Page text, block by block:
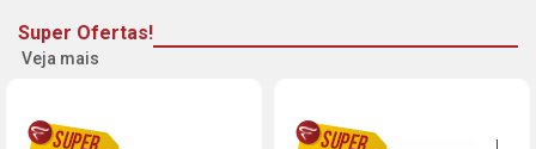
Super Ofertas!
Veja mais